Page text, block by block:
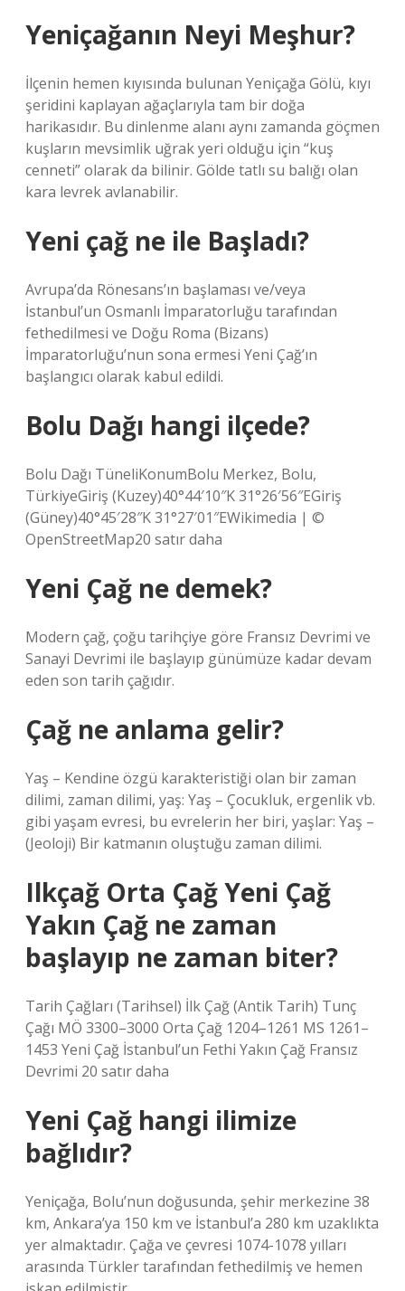
Yeniçağanın Neyi Meşhur?
İlçenin hemen kıyısında bulunan Yeniçağa Gölü, kıyı
şeridini kaplayan ağaçlarıyla tam bir doğa
harikasıdır. Bu dinlenme alanı aynı zamanda göçmen
kuşların mevsimlik uğrak yeri olduğu için “kuş
cenneti” olarak da bilinir. Gölde tatlı su balığı olan
kara levrek avlanabilir.
Yeni çağ ne ile Başladı?
Avrupa’da Rönesans’ın başlaması ve/veya
İstanbul’un Osmanlı İmparatorluğu tarafından
fethedilmesi ve Doğu Roma (Bizans)
İmparatorluğu’nun sona ermesi Yeni Çağ’ın
başlangıcı olarak kabul edildi.
Bolu Dağı hangi ilçede?
Bolu Dağı TüneliKonumBolu Merkez, Bolu,
TürkiyeGiriş (Kuzey)40°44′10″K 31°26′56″EGiriş
(Güney)40°45′28″K 31°27′01″EWikimedia | ©
OpenStreetMap20 satır daha
Yeni Çağ ne demek?
Modern çağ, çoğu tarihçiye göre Fransız Devrimi ve
Sanayi Devrimi ile başlayıp günümüze kadar devam
eden son tarih çağıdır.
Çağ ne anlama gelir?
Yaş – Kendine özgü karakteristiği olan bir zaman
dilimi, zaman dilimi, yaş: Yaş – Çocukluk, ergenlik vb.
gibi yaşam evresi, bu evrelerin her biri, yaşlar: Yaş –
(Jeoloji) Bir katmanın oluştuğu zaman dilimi.
Ilkçağ Orta Çağ Yeni Çağ
Yakın Çağ ne zaman
başlayıp ne zaman biter?
Tarih Çağları (Tarihsel) İlk Çağ (Antik Tarih) Tunç
Çağı MÖ 3300–3000 Orta Çağ 1204–1261 MS 1261–
1453 Yeni Çağ İstanbul’un Fethi Yakın Çağ Fransız
Devrimi 20 satır daha
Yeni Çağ hangi ilimize
bağlıdır?
Yeniçağa, Bolu’nun doğusunda, şehir merkezine 38
km, Ankara’ya 150 km ve İstanbul’a 280 km uzaklıkta
yer almaktadır. Çağa ve çevresi 1074-1078 yılları
arasında Türkler tarafından fethedilmiş ve hemen